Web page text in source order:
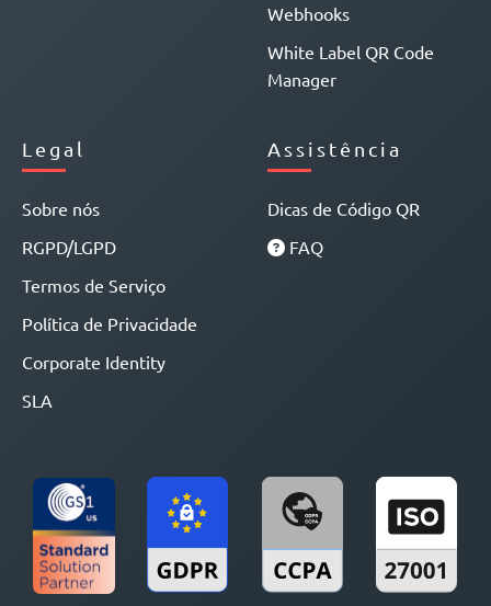
Webhooks
White Label QR Code
Manager
Legal
Sobre nós
RGPD/LGPD
Termos de Serviço
Política de Privacidade
Corporate Identity
SLA
Assistência
Dicas de Código QR
FAQ